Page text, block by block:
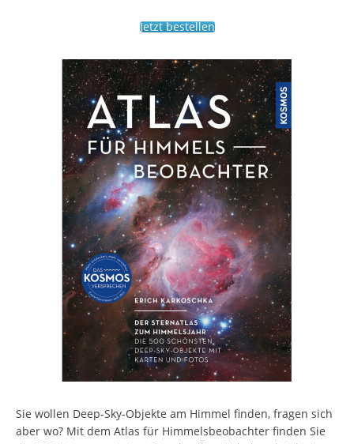
Jetzt bestellen
Sie wollen Deep-Sky-Objekte am Himmel finden, fragen sich
aber wo? Mit dem Atlas für Himmelsbeobachter finden Sie